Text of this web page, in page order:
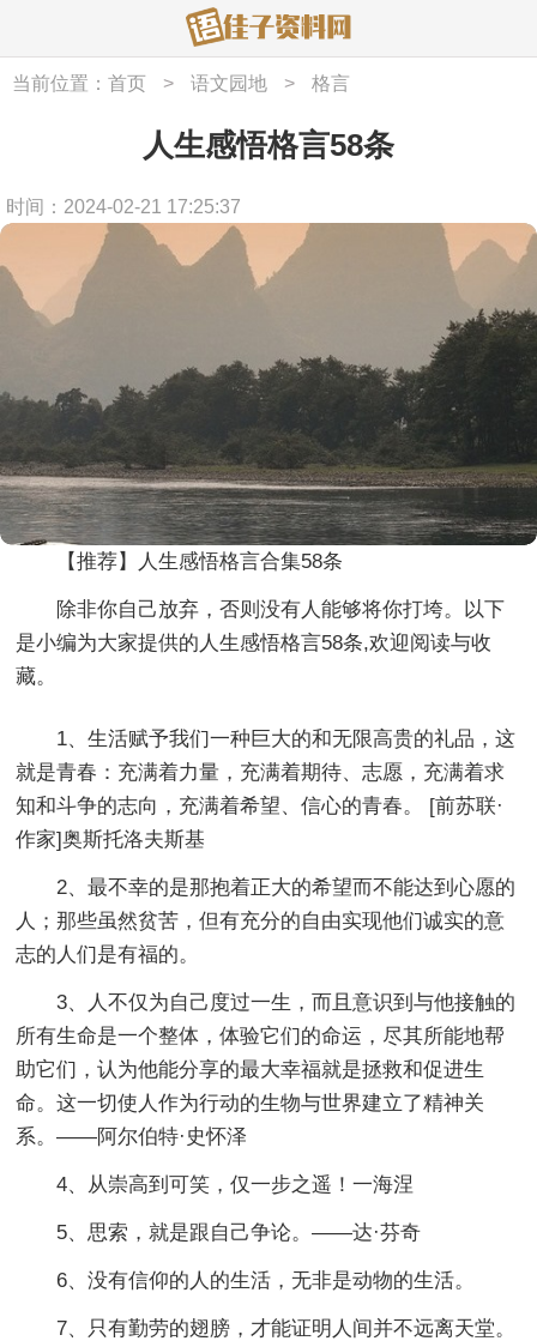
当前位置： 首页 > 语文园地 > 格言
人生感悟格言58条
时间：2024-02-21 17:25:37
【推荐】人生感悟格言合集58条
除非你自己放弃，否则没有人能够将你打垮。以下
是小编为大家提供的人生感悟格言58条,欢迎阅读与收
藏。
1、生活赋予我们一种巨大的和无限高贵的礼品，这
就是青春：充满着力量，充满着期待、志愿，充满着求
知和斗争的志向，充满着希望、信心的青春。 [前苏联·
作家]奥斯托洛夫斯基
2、最不幸的是那抱着正大的希望而不能达到心愿的
人；那些虽然贫苦，但有充分的自由实现他们诚实的意
志的人们是有福的。
3、人不仅为自己度过一生，而且意识到与他接触的
所有生命是一个整体，体验它们的命运，尽其所能地帮
助它们，认为他能分享的最大幸福就是拯救和促进生
命。这一切使人作为行动的生物与世界建立了精神关
系。——阿尔伯特·史怀泽
4、从崇高到可笑，仅一步之遥！一海涅
5、思索，就是跟自己争论。——达·芬奇
6、没有信仰的人的生活，无非是动物的生活。
7、只有勤劳的翅膀，才能证明人间并不远离天堂。